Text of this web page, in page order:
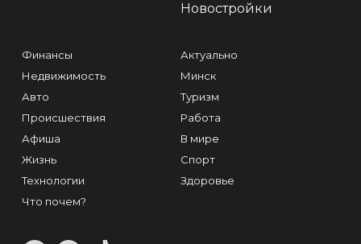
Новостройки
Финансы
Недвижимость
Авто
Происшествия
Афиша
Жизнь
Технологии
Что почем?
Актуально
Минск
Туризм
Работа
В мире
Спорт
Здоровье